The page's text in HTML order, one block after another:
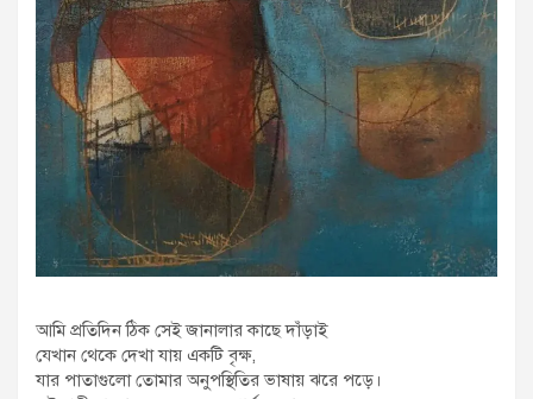
আমি প্রতিদিন ঠিক সেই জানালার কাছে দাঁড়াই
যেখান থেকে দেখা যায় একটি বৃক্ষ,
যার পাতাগুলো তোমার অনুপস্থিতির ভাষায় ঝরে পড়ে।